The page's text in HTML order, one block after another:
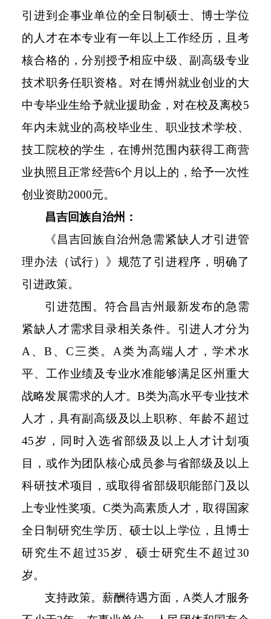
引进到企事业单位的全日制硕士、博士学位
的人才在本专业有一年以上工作经历，且考
核合格的，分别授予相应中级、副高级专业
技术职务任职资格。对在博州就业创业的大
中专毕业生给予就业援助金，对在校及离校5
年内未就业的高校毕业生、职业技术学校、
技工院校的学生，在博州范围内获得工商营
业执照且正常经营6个月以上的，给予一次性
创业资助2000元。
昌吉回族自治州：
《昌吉回族自治州急需紧缺人才引进管
理办法（试行）》规范了引进程序，明确了
引进政策。
引进范围。符合昌吉州最新发布的急需
紧缺人才需求目录相关条件。引进人才分为
A、B、C三类。A类为高端人才，学术水
平、工作业绩及专业水准能够满足区州重大
战略发展需求的人才。B类为高水平专业技术
人才，具有副高级及以上职称、年龄不超过
45岁，同时入选省部级及以上人才计划项
目，或作为团队核心成员参与省部级及以上
科研技术项目，或取得省部级职能部门及以
上专业性奖项。C类为高素质人才，取得国家
全日制研究生学历、硕士以上学位，且博士
研究生不超过35岁、硕士研究生不超过30
岁。
支持政策。薪酬待遇方面，A类人才服务